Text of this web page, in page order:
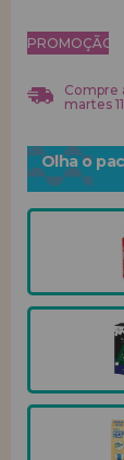
PROMOÇÃO!
Compre
martes
Olha o